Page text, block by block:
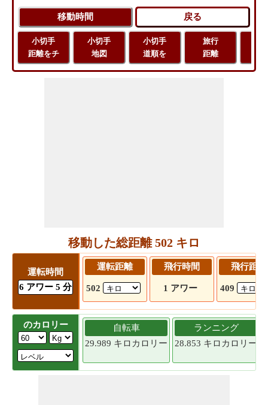
小切手
距離をチ
小切手
地図
小切手
道順を
旅行
距離
移動した総距離 502 キロ
運転時間
6 アワー 5 分
運転距離
502
飛行時間
1 アワー
飛行距離
409
のカロリー
自転車
29.989 キロカロリー
ランニング
28.853 キロカロリー